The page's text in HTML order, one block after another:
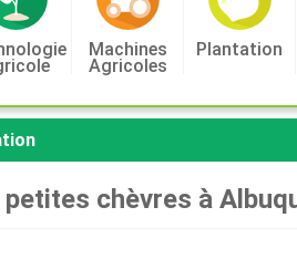
Machines
Agricoles
Plantation
chèvres à